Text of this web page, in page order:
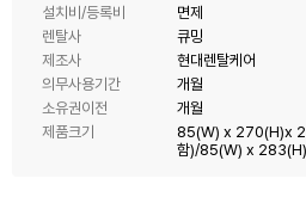
설치비/등록비
면제
렌탈사
큐밍
제조사
현대렌탈케어
의무사용기간
개월
소유권이전
개월
제품크기
85(W) x 270(H)x
함)/85(W) x